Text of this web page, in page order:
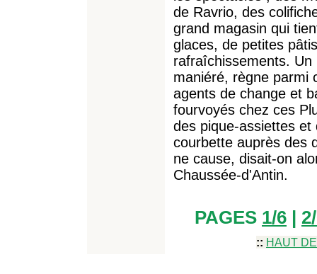
de Ravrio, des
grand magasin qui
glaces, de petites
rafraîchissements.
maniéré, règne parmi
agents de change et
fourvoyés chez ces
des pique-assiettes
courbette auprès des
ne cause, disait-on
Chaussée-d'Antin.
PAGES 1/6
:: HAUT